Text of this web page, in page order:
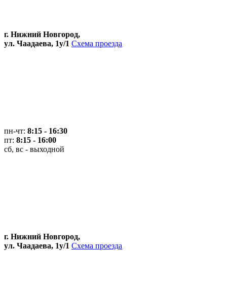
г. Нижний Новгород,
ул. Чаадаева, 1у/1 Схема проезда
пн-чт: 8:15 - 16:30
пт: 8:15 - 16:00
сб, вс - выходной
г. Нижний Новгород,
ул. Чаадаева, 1у/1 Схема проезда